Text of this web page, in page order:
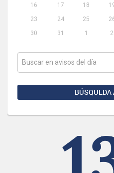
16
17 18
23
24 25
30
31 1 2
BÚSQUEDA